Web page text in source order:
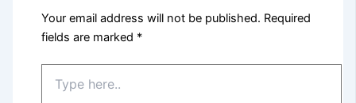
Your email address will not be published. Required
fields are marked *
here..